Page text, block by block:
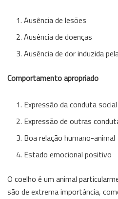
Ausência de lesões
Ausência de doenças
Ausência de dor induzida
Comportamento apropriado
Expressão da conduta social
Expressão de outras
Boa relação humano-animal
Estado emocional positivo
O coelho é um animal
são de extrema importância,